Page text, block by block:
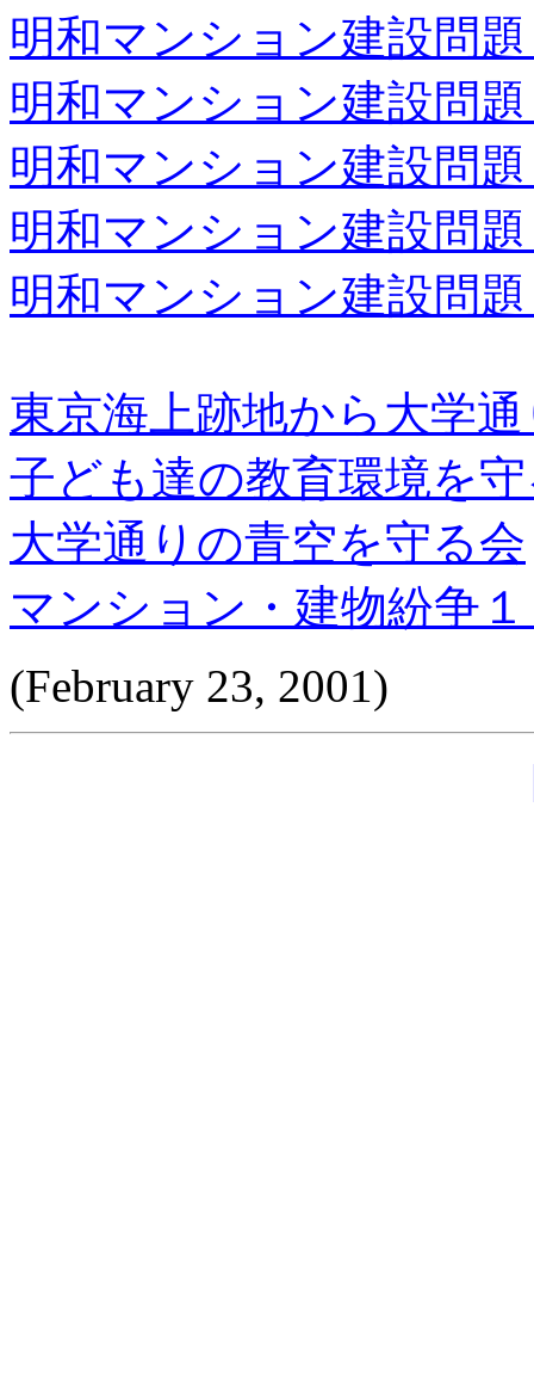
明和マンション建設問題
明和マンション建設問題
明和マンション建設問題
明和マンション建設問題
明和マンション建設問題
東京海上跡地から大学
子ども達の教育環境を
大学通りの青空を守る会
マンション・建物紛争
(February 23, 2001)